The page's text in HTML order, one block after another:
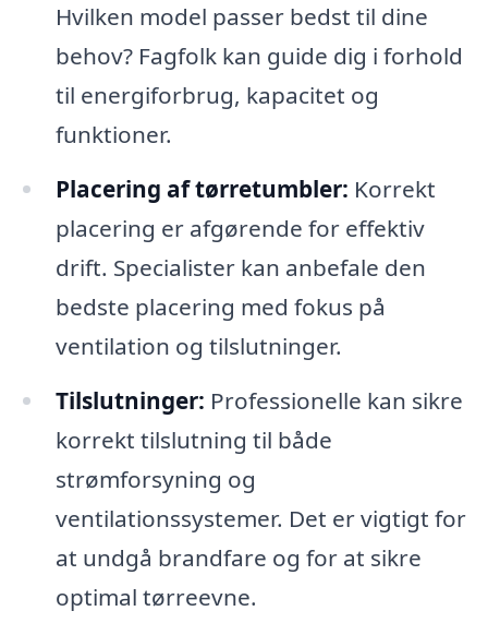
Hvilken model passer bedst til dine
behov? Fagfolk kan guide dig i forhold
til energiforbrug, kapacitet og
funktioner.
Placering af tørretumbler: Korrekt
placering er afgørende for effektiv
drift. Specialister kan anbefale den
bedste placering med fokus på
ventilation og tilslutninger.
Tilslutninger: Professionelle kan sikre
korrekt tilslutning til både
strømforsyning og
ventilationssystemer. Det er vigtigt for
at undgå brandfare og for at sikre
optimal tørreevne.